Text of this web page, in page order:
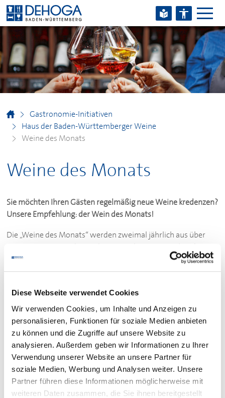
Diese Webseite verwendet Cookies
Wir verwenden Cookies, um Inhalte und Anzeigen zu
personalisieren, Funktionen für soziale Medien anbieten
zu können und die Zugriffe auf unsere Website zu
analysieren. Außerdem geben wir Informationen zu Ihrer
Verwendung unserer Website an unsere Partner für
soziale Medien, Werbung und Analysen weiter. Unsere
Partner führen diese Informationen möglicherweise mit
weiteren Daten zusammen, die Sie ihnen bereitgestellt
Zum Hauptinhalt springen
Zum Footerinhalt springen
Gastronomie-Initiativen
Haus der Baden-Württemberger Weine
Weine des Monats
Weine des Monats
Sie möchten Ihren Gästen regelmäßig neue Weine kredenzen?
Unsere Empfehlung: der Wein des Monats!
Die „Weine des Monats“ werden zweimal jährlich aus über
119 Weinen aus Baden und Württemberg vom Verband
Deutscher Prädikatsweingüter e.V. (VDP),
Selbstvermarkter:innen und Genossenschaften durch
ausgewählt. Nach vorgegebenen Kriterien werden
ausgesuchte Weine von den Winzern angestellt und von einer
hochqualifizierten Jury blind verkostet.
Nach dem
Loginkönnen Mitglieder die Sommerweine des
Jahres 2026 bestellen.